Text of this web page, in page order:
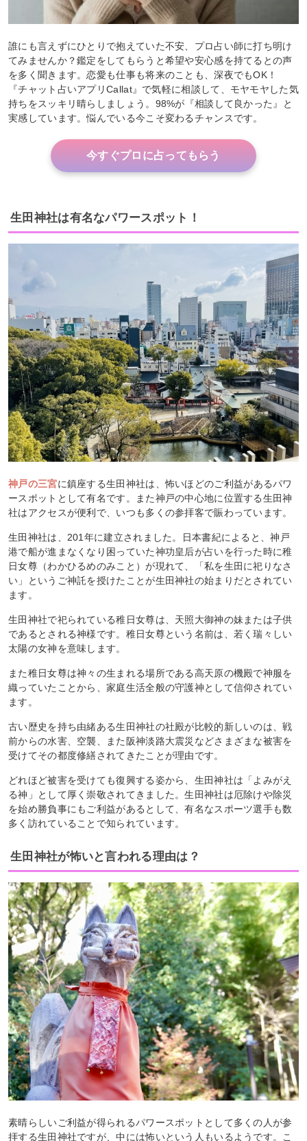
誰にも言えずにひとりで抱えていた不安、プロ占い師に打ち明け
てみませんか？鑑定をしてもらうと希望や安心感を持てるとの声
を多く聞きます。恋愛も仕事も将来のことも、深夜でもOK！
『チャット占いアプリCallat』で気軽に相談して、モヤモヤした気
持ちをスッキリ晴らしましょう。98%が『相談して良かった』と
実感しています。悩んでいる今こそ変わるチャンスです。
今すぐプロに占ってもらう
生田神社は有名なパワースポット！
神戸の三宮に鎮座する生田神社は、怖いほどのご利益があるパワ
ースポットとして有名です。また神戸の中心地に位置する生田神
社はアクセスが便利で、いつも多くの参拝客で賑わっています。
生田神社は、201年に建立されました。日本書紀によると、神戸
港で船が進まなくなり困っていた神功皇后が占いを行った時に稚
日女尊（わかひるめのみこと）が現れて、「私を生田に祀りなさ
い」というご神託を授けたことが生田神社の始まりだとされてい
ます。
生田神社で祀られている稚日女尊は、天照大御神の妹または子供
であるとされる神様です。稚日女尊という名前は、若く瑞々しい
太陽の女神を意味します。
また稚日女尊は神々の生まれる場所である高天原の機殿で神服を
織っていたことから、家庭生活全般の守護神として信仰されてい
ます。
古い歴史を持ち由緒ある生田神社の社殿が比較的新しいのは、戦
前からの水害、空襲、また阪神淡路大震災などさまざまな被害を
受けてその都度修繕されてきたことが理由です。
どれほど被害を受けても復興する姿から、生田神社は「よみがえ
る神」として厚く崇敬されてきました。生田神社は厄除けや除災
を始め勝負事にもご利益があるとして、有名なスポーツ選手も数
多く訪れていることで知られています。
生田神社が怖いと言われる理由は？
素晴らしいご利益が得られるパワースポットとして多くの人が参
拝する生田神社ですが、中には怖いという人もいるようです。こ